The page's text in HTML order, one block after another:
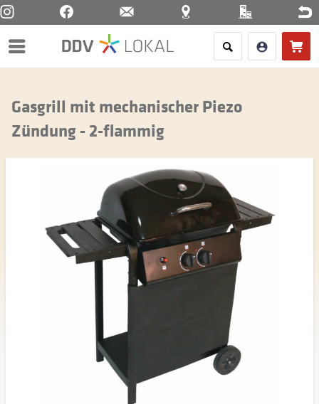
Menü
Gasgrill mit mechanischer Piezo
Zündung - 2-flammig